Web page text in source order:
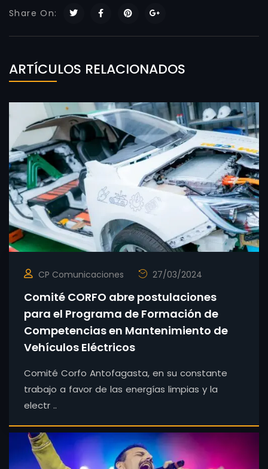
Share On:
ARTÍCULOS RELACIONADOS
CP Comunicaciones 27/03/2024
Comité CORFO abre postulaciones
para el Programa de Formación de
Competencias en Mantenimiento de
Vehículos Eléctricos
Comité Corfo Antofagasta, en su constante
trabajo a favor de las energías limpias y la
electr ..